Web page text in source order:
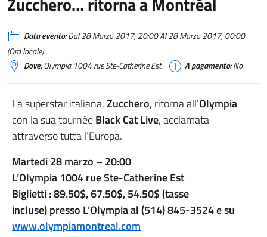
Data evento:Dal 28 Marzo 2017, 20:00 Al 28 Marzo 2017, 00:00
(Ora locale)
Dove:Olympia 1004 rue Ste-Catherine Est A pagamento:No
La superstar italiana,Zucchero, ritorna all’Olympia
con la sua tournéeBlack Cat Live, acclamata
attraverso tutta l’Europa.
Martedi 28 marzo – 20:00
L’Olympia 1004 rue Ste-Catherine Est
Biglietti : 89.50$, 67.50$, 54.50$ (tasse
incluse) presso L’Olympia al (514) 845-3524 e su
www.olympiamontreal.com